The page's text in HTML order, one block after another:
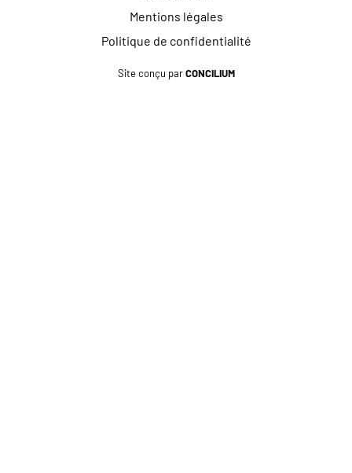
Mentions légales
Politique de confidentialité
Site conçu parCONCILIUM